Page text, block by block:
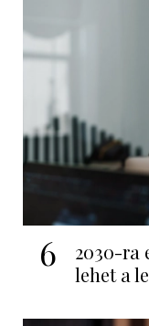
6
2030-ra
lehet a